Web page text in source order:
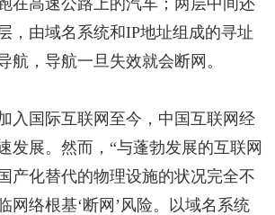
，由域名系统和IP地址组成的寻址
航，导航一旦失效就会断网。
入国际互联网至今，中国互联网经
发展。然而，“与蓬勃发展的互联网
产化替代的物理设施的状况完全不
网络根基‘断网’风险。以域名系统